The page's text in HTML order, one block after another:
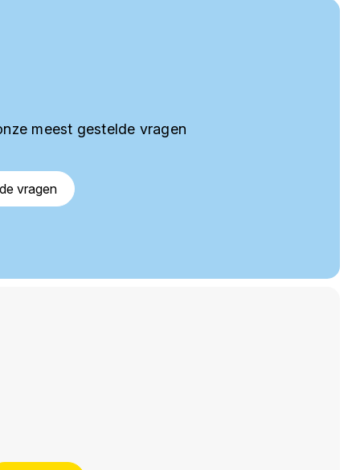
meest gestelde vragen
vragen